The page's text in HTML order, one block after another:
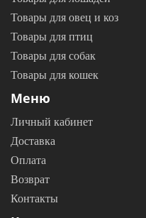
Товары для овец и коз
Товары для птиц
Товары для собак
Товары для кошек
Меню
Личный кабинет
Доставка
Оплата
Возврат
Контакты